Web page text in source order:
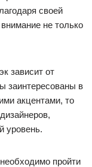
своей
не только
зависит от
заинтересованы в
акцентами, то
уровень.
пройти